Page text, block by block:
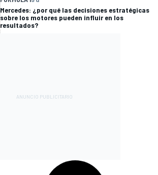
Mercedes: ¿por qué las decisiones estratégicas
sobre los motores pueden influir en los
resultados?